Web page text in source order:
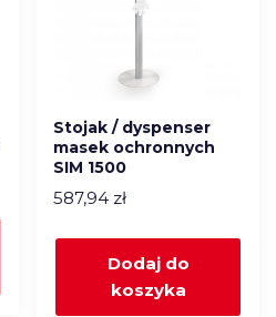
Stojak / dyspenser
masek ochronnych
SIM 1500
587,94 zł
Dodaj do
koszyka